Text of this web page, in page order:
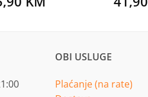
OBI USLUGE
Plaćanje (na rate)